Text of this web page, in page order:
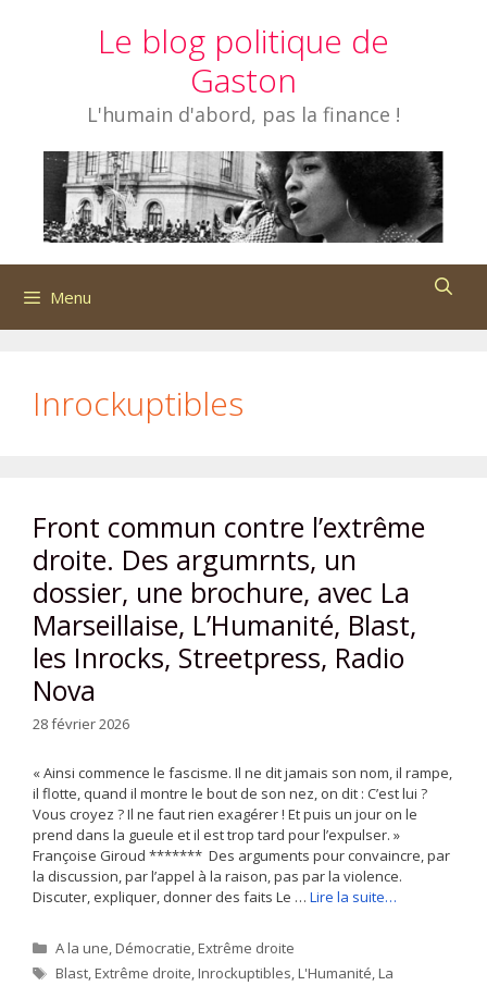
Le blog politique de
Gaston
L'humain d'abord, pas la finance !
Menu
Inrockuptibles
Front commun contre l’extrême
droite. Des argumrnts, un
dossier, une brochure, avec La
Marseillaise, L’Humanité, Blast,
les Inrocks, Streetpress, Radio
Nova
28 février 2026
« Ainsi commence le fascisme. Il ne dit jamais son nom, il rampe,
il flotte, quand il montre le bout de son nez, on dit : C’est lui ?
Vous croyez ? Il ne faut rien exagérer ! Et puis un jour on le
prend dans la gueule et il est trop tard pour l’expulser. »
Françoise Giroud ******* Des arguments pour convaincre, par
la discussion, par l’appel à la raison, pas par la violence.
Discuter, expliquer, donner des faits Le … Lire la suite…
Catégories
A la une,Démocratie,Extrême droite
Étiquettes
Blast,Extrême droite,Inrockuptibles,L'Humanité,La